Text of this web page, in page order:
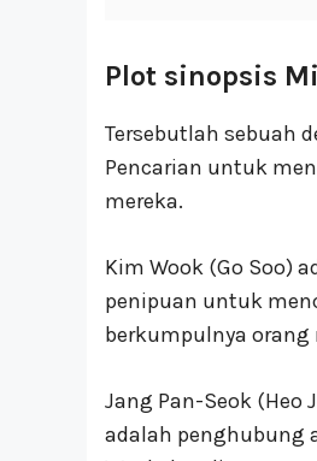
Plot sinopsis
Tersebutlah sebuah
Pencarian untuk
mereka.
Kim Wook (Go Soo)
penipuan untuk
berkumpulnya
Jang Pan-Seok
adalah penghubung